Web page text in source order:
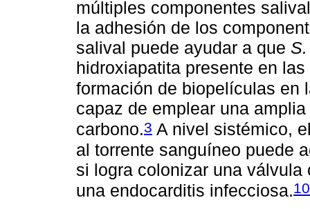
múltiples componentes
la adhesión de los
salival puede ayudar a que
hidroxiapatita presente en
formación de biopelículas en
capaz de emplear una
carbono.3 A nivel sistémico,
al torrente sanguíneo puede
si logra colonizar una
una endocarditis infecciosa.10